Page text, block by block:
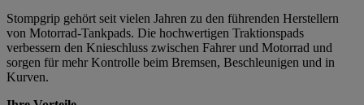
Stompgrip gehört seit vielen Jahren zu den führenden Herstellern
von Motorrad-Tankpads. Die hochwertigen Traktionspads
verbessern den Knieschluss zwischen Fahrer und Motorrad und
sorgen für mehr Kontrolle beim Bremsen, Beschleunigen und in
Kurven.